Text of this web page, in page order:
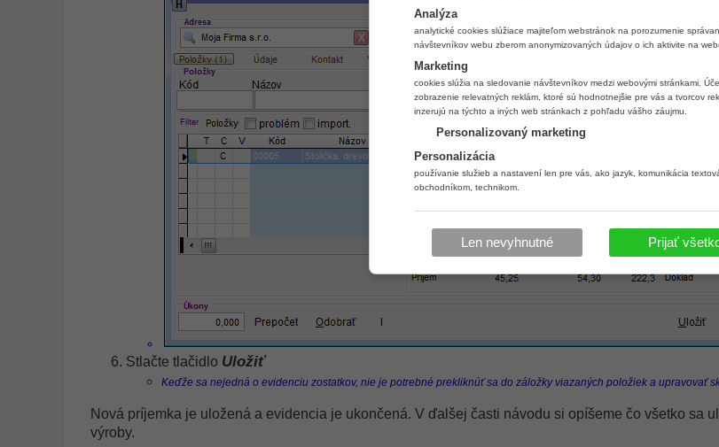
Stlačte tlačidlo Uložiť
Keďže sa nejedná o evidenciu zostatkov, nie je potrebné prekliknúť sa do záložky viazaných položiek a upravovať
Nová príjemka je uložená a evidencia je ukončená. V ďalšej časti návodu si opíšeme čo všetko sa
výroby.
Analýza
analytické cookies slúžiace majiteľom webstránok na porozumenie
návštevníkov webu zberom anonymizovaných údajov o ich aktivite na
Marketing
cookies slúžia na sledovanie návštevníkov medzi webovými stránkami.
zobrazenie relevatných reklám, ktoré sú hodnotnejšie pre vás a tvorcov
inzerujú na týchto a iných web stránkach z pohľadu vášho záujmu.
Personalizovaný marketing
Personalizácia
používanie služieb a nastavení len pre vás, ako jazyk, komunikácia
obchodníkom, technikom.
Len nevyhnutné Prijať